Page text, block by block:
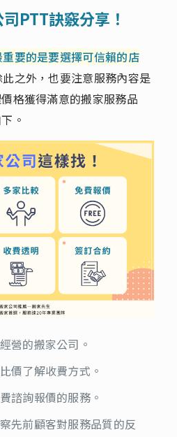
PTT訣竅分享！
要的是要選擇可信賴的店
之外，也要注意服務內容是
格獲得滿意的搬家服務品
。
營的搬家公司。
價了解收費方式。
諮詢報價的服務。
先前顧客對服務品質的反